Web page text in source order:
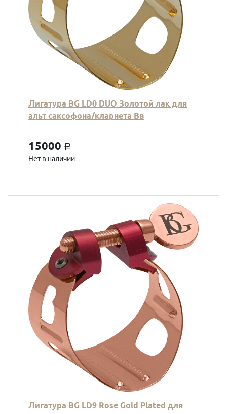
Лигатура BG LD0 DUO Золотой лак для
альт саксофона/кларнета Вв
15000 a
Нет в наличии
Лигатура BG LD9 Rose Gold Plated для